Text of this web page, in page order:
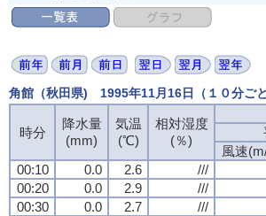
角館（秋田県) 1995年11月16日（１０分ごと
時分
降水量
(mm)
気温
(℃)
相対湿度
(％)
風速
00:10
0.0 2.6 ///
00:20
0.0 2.9 ///
00:30
0.0 2.7 ///